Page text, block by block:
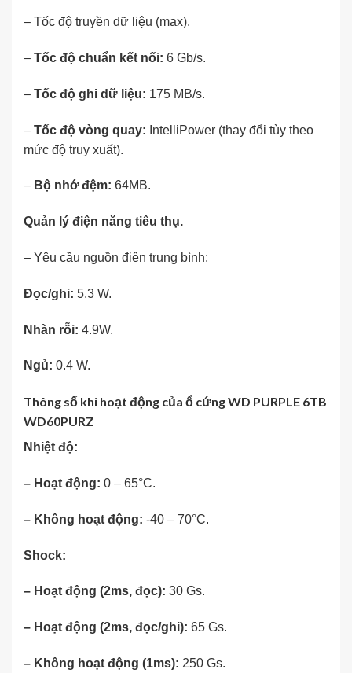
– Tốc độ truyền dữ liệu (max).
– Tốc độ chuẩn kết nối: 6 Gb/s.
– Tốc độ ghi dữ liệu: 175 MB/s.
– Tốc độ vòng quay: IntelliPower (thay đổi tùy theo
mức độ truy xuất).
– Bộ nhớ đệm: 64MB.
Quản lý điện năng tiêu thụ.
– Yêu cầu nguồn điện trung bình:
Đọc/ghi: 5.3 W.
Nhàn rỗi: 4.9W.
Ngủ: 0.4 W.
Thông số khi hoạt động của ổ cứng WD PURPLE 6TB
WD60PURZ
Nhiệt độ:
– Hoạt động: 0 – 65°C.
– Không hoạt động: -40 – 70°C.
Shock:
– Hoạt động (2ms, đọc): 30 Gs.
– Hoạt động (2ms, đọc/ghi): 65 Gs.
– Không hoạt động (1ms): 250 Gs.